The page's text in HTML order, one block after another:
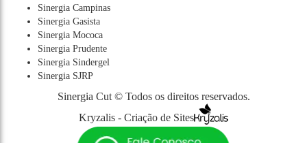
Sinergia Campinas
Sinergia Gasista
Sinergia Mococa
Sinergia Prudente
Sinergia Sindergel
Sinergia SJRP
Sinergia Cut © Todos os direitos reservados.
Kryzalis - Criação de Sites